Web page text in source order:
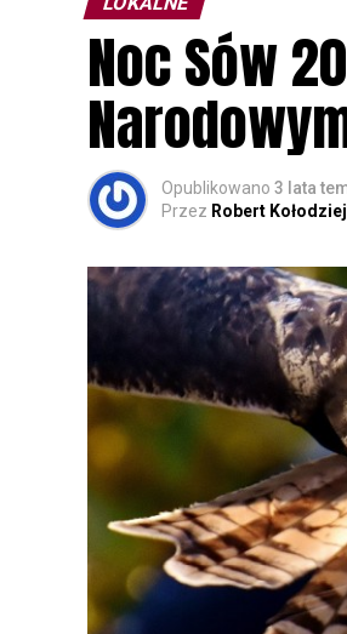
Noc Sów
Opublikowano 3 lata
Przez Robert Kołodziej